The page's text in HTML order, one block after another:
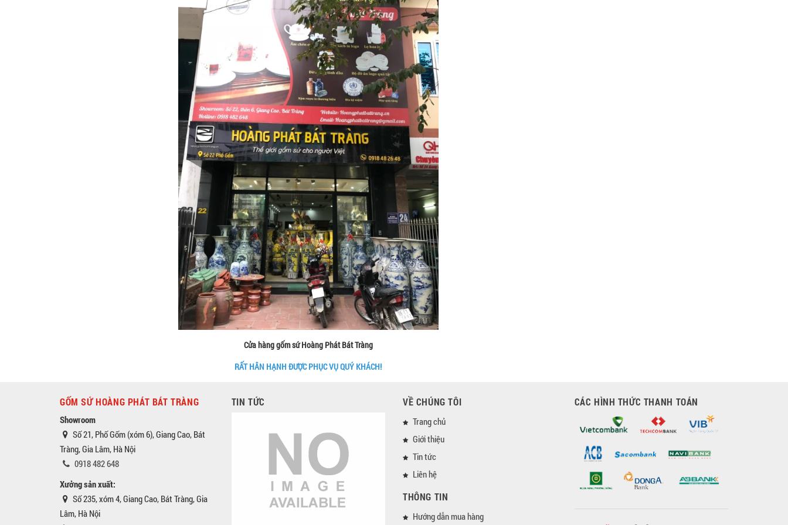
Cửa hàng gốm sứ Hoàng Phát Bát Tràng
RẤT HÂN HẠNH ĐƯỢC PHỤC VỤ QUÝ KHÁCH!
GỐM SỨ HOÀNG PHÁT BÁT TRÀNG
Showroom
Số 21, Phố Gốm (xóm 6), Giang Cao, Bát
Tràng, Gia Lâm, Hà Nội
0918 482 648
Xưởng sản xuất:
Số 235, xóm 4, Giang Cao, Bát Tràng, Gia
Lâm, Hà Nội
TIN TỨC VỀ CHÚNG TÔI
Trang chủ
Giới thiệu
Tin tức
Liên hệ
THÔNG TIN
Hướng dẫn mua hàng
CÁC HÌNH THỨC THANH TOÁN